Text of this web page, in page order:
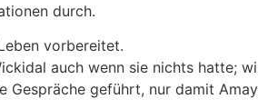
durch.
vorbereitet.
auch wenn sie nichts hatte;
geführt, nur damit